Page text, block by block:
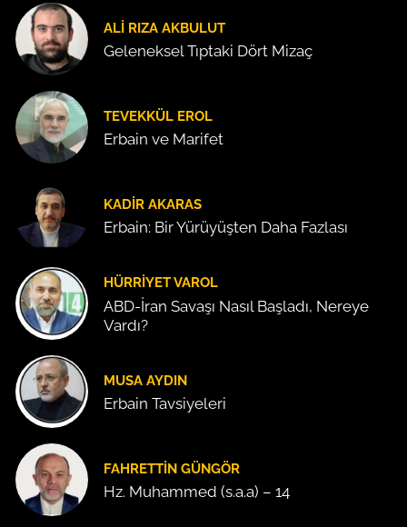
ALI RIZA AKBULUT
Geleneksel Tıptaki Dört Mizaç
TEVEKKÜL EROL
Erbain ve Marifet
KADIR AKARAS
Erbain: Bir Yürüyüşten Daha Fazlası
HÜRRIYET VAROL
ABD-İran Savaşı Nasıl Başladı, Nereye
Vardı?
MUSA AYDIN
Erbain Tavsiyeleri
FAHRETTIN GÜNGÖR
Hz. Muhammed (s.a.a) – 14